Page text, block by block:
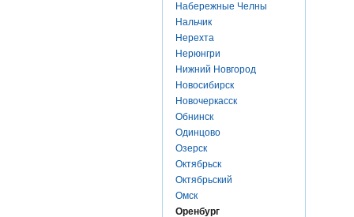
Набережные Челны
Нальчик
Нерехта
Нерюнгри
Нижний Новгород
Новосибирск
Новочеркасск
Обнинск
Одинцово
Озерск
Октябрьск
Октябрьский
Омск
Оренбург